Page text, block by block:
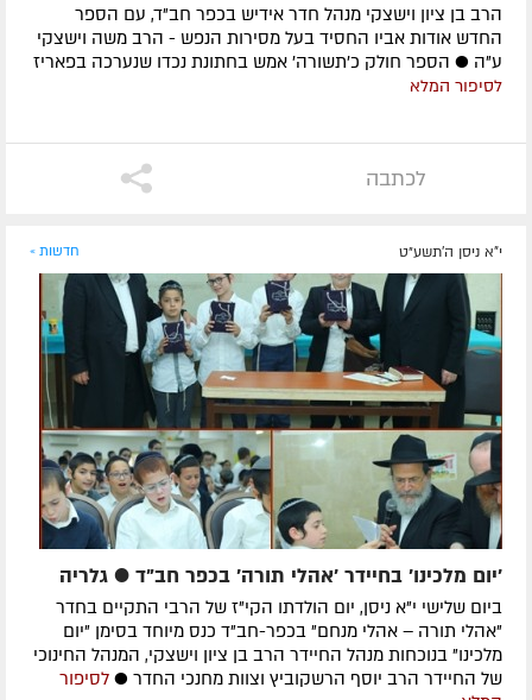
הרב בן ציון וישצקי מנהל חדר אידיש בכפר חב"ד, עם הספר
החדש אודות אביו החסיד בעל מסירות הנפש - הרב משה וישצקי
ע"ה ● הספר חולק כ'תשורה' אמש בחתונת נכדו שנערכה בפאריז
לסיפור המלא
לכתבה
י"א ניסן ה׳תשע״ט חדשות »
'יום מלכינו' בחיידר 'אהלי תורה' בכפר חב"ד ● גלריה
ביום שלישי י"א ניסן, יום הולדתו הקי"ז של הרבי התקיים בחדר
"אהלי תורה – אהלי מנחם" בכפר-חב"ד כנס מיוחד בסימן "יום
מלכינו" בנוכחות מנהל החיידר הרב בן ציון וישצקי, המנהל החינוכי
של החיידר הרב יוסף הרשקוביץ וצוות מחנכי החדר ● לסיפור